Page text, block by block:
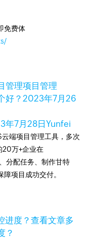
免费体
管理项目管理
好？2023年7月26
年7月28日Yunfei
端项目管理工具，多次
20万+企业在
分配任务、制作甘特
项目成功交付。
查看文章多
？